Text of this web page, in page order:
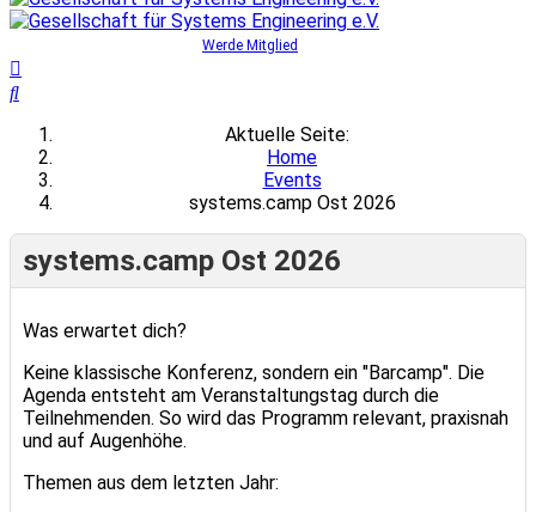
Werde Mitglied
Aktuelle Seite:
Home
Events
systems.camp Ost 2026
systems.camp Ost 2026
Was erwartet dich?
Keine klassische Konferenz, sondern ein "Barcamp". Die
Agenda entsteht am Veranstaltungstag durch die
Teilnehmenden. So wird das Programm relevant, praxisnah
und auf Augenhöhe.
Themen aus dem letzten Jahr: